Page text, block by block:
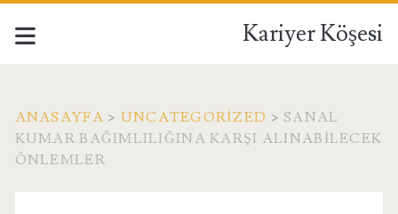
Kariyer Köşesi
ANASAYFA > UNCATEGORIZED >SANAL
KUMAR BAĞIMLILIĞINA KARŞI ALINABILECEK
ÖNLEMLER